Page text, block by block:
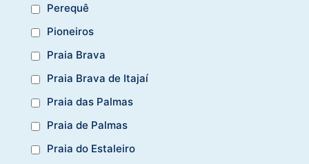
Perequê
Pioneiros
Praia Brava
Praia Brava de Itajaí
Praia das Palmas
Praia de Palmas
Praia do Estaleiro